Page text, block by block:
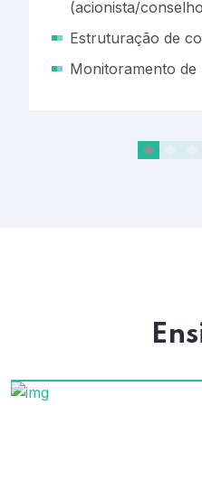
(acionista/
Estruturação de
Monitoramento de